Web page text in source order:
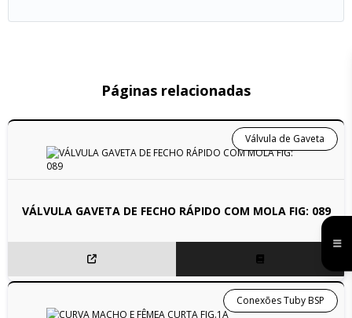
Páginas relacionadas
VÁLVULA GAVETA DE FECHO RÁPIDO COM MOLA FIG: 089
Válvula de Gaveta
Conexões Tuby BSP